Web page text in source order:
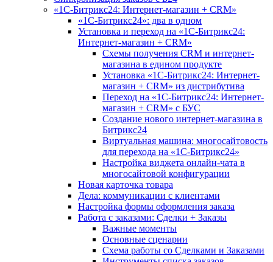
«1С-Битрикс24: Интернет-магазин + CRM»
«1С-Битрикс24»: два в одном
Установка и переход на «1С-Битрикс24:
Интернет-магазин + CRM»
Схемы получения CRM и интернет-
магазина в едином продукте
Установка «1С-Битрикс24: Интернет-
магазин + CRM» из дистрибутива
Переход на «1С-Битрикс24: Интернет-
магазин + CRM» с БУС
Создание нового интернет-магазина в
Битрикс24
Виртуальная машина: многосайтовость
для перехода на «1С-Битрикс24»
Настройка виджета онлайн-чата в
многосайтовой конфигурации
Новая карточка товара
Дела: коммуникации с клиентами
Настройка формы оформления заказа
Работа с заказами: Сделки + Заказы
Важные моменты
Основные сценарии
Схема работы со Сделками и Заказами